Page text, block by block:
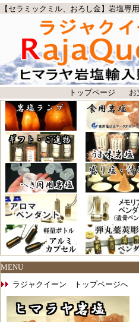
【セラミックミル、おろし金】岩塩専
トップページ お
MENU
ラジャクイーン トップページへ